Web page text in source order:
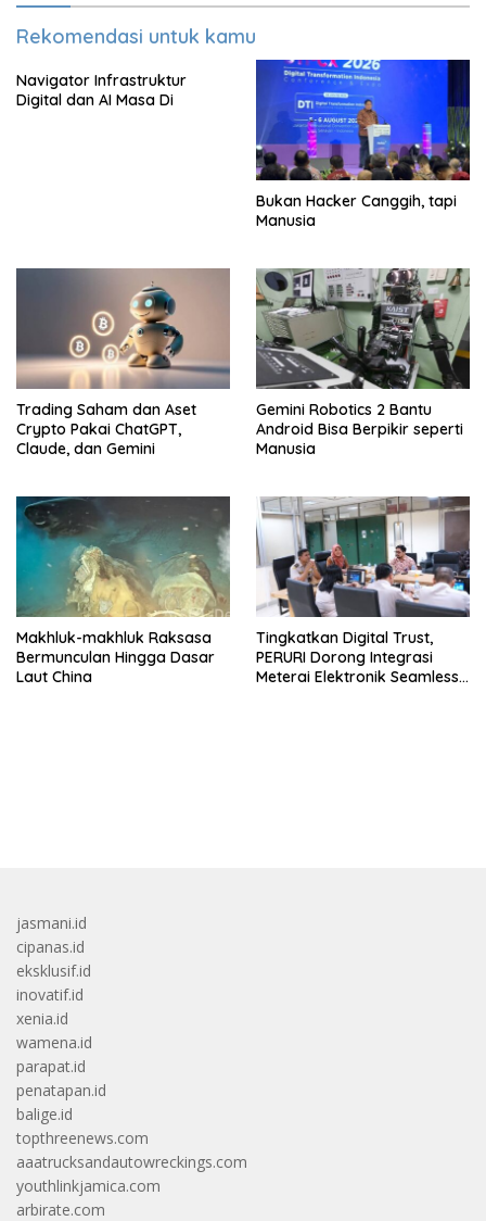
Rekomendasi untuk kamu
Navigator Infrastruktur
Digital dan AI Masa Di
Bukan Hacker Canggih, tapi
Manusia
Trading Saham dan Aset
Crypto Pakai ChatGPT,
Claude, dan Gemini
Gemini Robotics 2 Bantu
Android Bisa Berpikir seperti
Manusia
Makhluk-makhluk Raksasa
Bermunculan Hingga Dasar
Laut China
Tingkatkan Digital Trust,
PERURI Dorong Integrasi
Meterai Elektronik Seamless
jasmani.id
cipanas.id
eksklusif.id
inovatif.id
xenia.id
wamena.id
parapat.id
penatapan.id
balige.id
topthreenews.com
aaatrucksandautowreckings.com
youthlinkjamica.com
arbirate.com